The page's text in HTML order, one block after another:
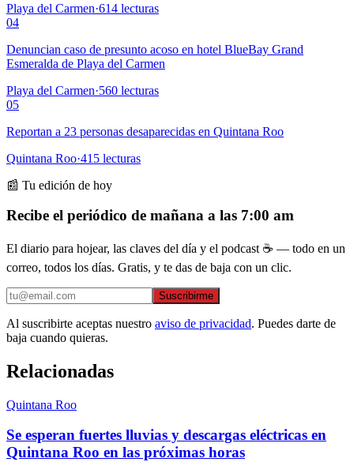
Playa del Carmen·614 lecturas
04
Denuncian caso de presunto acoso en hotel BlueBay Grand
Esmeralda de Playa del Carmen
Playa del Carmen·560 lecturas
05
Reportan a 23 personas desaparecidas en Quintana Roo
Quintana Roo·415 lecturas
📰 Tu edición de hoy
Recibe el periódico de mañana a las 7:00 am
El diario para hojear, las claves del día y el podcast ☕ — todo en un
correo, todos los días. Gratis, y te das de baja con un clic.
Suscribirme
Al suscribirte aceptas nuestro aviso de privacidad. Puedes darte de
baja cuando quieras.
Relacionadas
Quintana Roo
Se esperan fuertes lluvias y descargas eléctricas en
Quintana Roo en las próximas horas